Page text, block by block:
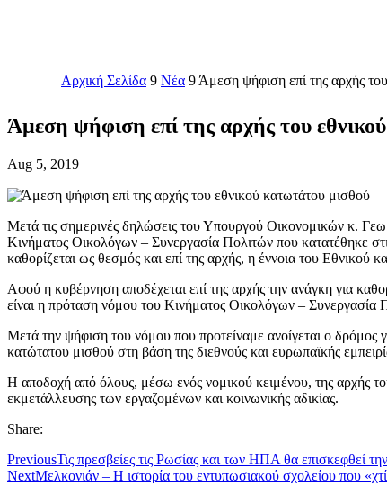
Αρχική Σελίδα 9 Νέα 9 Άμεση ψήφιση επί της αρχής
Άμεση ψήφιση επί της αρχής του
Aug 5, 2019
Μετά τις σημερινές δηλώσεις του Υπουργού Οικονομικών κ.
Κινήματος Οικολόγων – Συνεργασία Πολιτών που κατατέθηκε
καθορίζεται ως θεσμός και επί της αρχής, η έννοια του Εθνικού
Αφού η κυβέρνηση αποδέχεται επί της αρχής την ανάγκη για
είναι η πρόταση νόμου του Κινήματος Οικολόγων – Συνεργασία
Μετά την ψήφιση του νόμου που προτείναμε ανοίγεται ο δρόμος
κατώτατου μισθού στη βάση της διεθνούς και ευρωπαϊκής
Η αποδοχή από όλους, μέσω ενός νομικού κειμένου, της αρχής
εκμετάλλευσης των εργαζομένων και κοινωνικής αδικίας.
Share:
PreviousΤις πρεσβείες τις Ρωσίας και των ΗΠΑ θα επισκεφθεί
NextΜελκονιάν – Η ιστορία του εντυπωσιακού σχολείου που